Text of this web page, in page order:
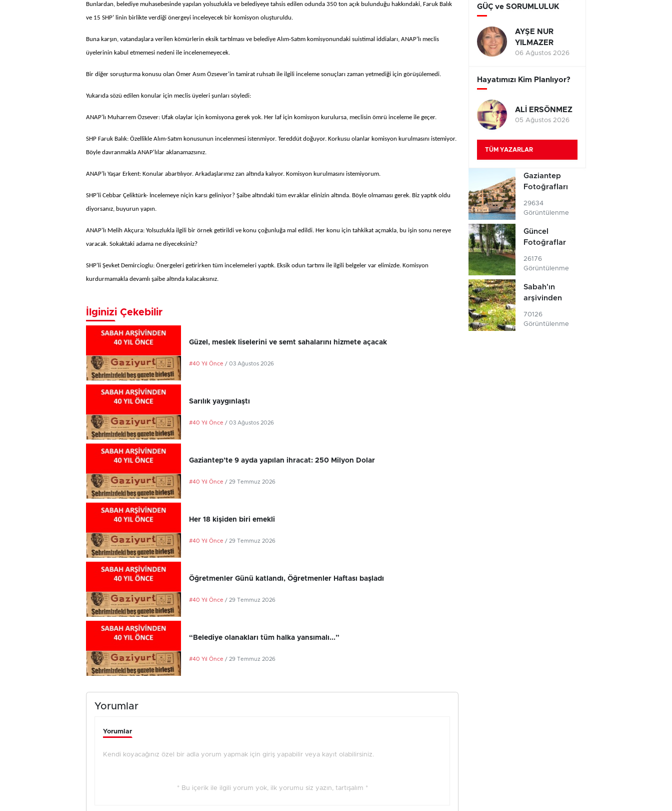
Bunlardan, belediye muhasebesinde yapılan yolsuzlukla ve belediyeye tahsis edilen odunda 350 ton açık bulunduğu hakkındaki, Faruk Balık
ve 15 SHP’ linin birlikte verdiği önergeyi inceleyecek bir komisyon oluşturuldu.
Buna karşın, vatandaşlara verilen kömürlerin eksik tartılması ve belediye Alım-Satım komisyonundaki suistimal iddiaları, ANAP’lı meclis
üyelerinin kabul etmemesi nedeni ile incelenemeyecek.
Bir diğer soruşturma konusu olan Ömer Asım Özsever'in tamirat ruhsatı ile ilgili inceleme sonuçları zaman yetmediği için görüşülemedi.
Yukarıda sözü edilen konular için meclis üyeleri şunları söyledi:
ANAP'lı Muharrem Özsever: Ufak olaylar için komisyona gerek yok. Her laf için komisyon kurulursa, meclisin ömrü inceleme ile geçer.
SHP Faruk Balık: Özellikle Alım-Satım konusunun incelenmesi istenmiyor. Tereddüt doğuyor. Korkusu olanlar komisyon kurulmasını istemiyor.
Böyle davranmakla ANAP'lılar aklanamazsınız.
ANAP'lı Yaşar Erkent: Konular abartılıyor. Arkadaşlarımız zan altında kalıyor. Komisyon kurulmasını istemiyorum.
SHP'li Cebbar Çeliktürk- İncelemeye niçin karsı geliniyor? Şaibe altındaki tüm evraklar elinizin altında. Böyle olmaması gerek. Biz yaptık oldu
diyorsanız, buyurun yapın.
ANAP'lı Melih Akçura: Yolsuzlukla ilgili bir örnek getirildi ve konu çoğunluğa mal edildi. Her konu için tahkikat açmakla, bu işin sonu nereye
varacak. Sokaktaki adama ne diyeceksiniz?
SHP'li Şevket Demircioglu: Önergeleri getirirken tüm incelemeleri yaptık. Eksik odun tartımı ile ilgili belgeler var elimizde. Komisyon
kurdurmamakla devamlı şaibe altında kalacaksınız.
İlginizi Çekebilir
Güzel, meslek liselerini ve semt sahalarını hizmete açacak
#40 Yıl Önce / 03 Ağustos 2026
Sarılık yaygınlaştı
#40 Yıl Önce / 03 Ağustos 2026
Gaziantep’te 9 ayda yapılan ihracat: 250 Milyon Dolar
#40 Yıl Önce / 29 Temmuz 2026
Her 18 kişiden biri emekli
#40 Yıl Önce / 29 Temmuz 2026
Öğretmenler Günü katlandı, Öğretmenler Haftası başladı
#40 Yıl Önce / 29 Temmuz 2026
“Belediye olanakları tüm halka yansımalı...”
#40 Yıl Önce / 29 Temmuz 2026
Yorumlar
Yorumlar
Kendi koyacağınız özel bir adla yorum yapmak için giriş yapabilir veya kayıt olabilirsiniz.
* Bu içerik ile ilgili yorum yok, ilk yorumu siz yazın, tartışalım *
GÜÇ ve SORUMLULUK
AYŞE NUR
YILMAZER
06 Ağustos 2026
Hayatımızı Kim Planlıyor?
ALİ ERSÖNMEZ
05 Ağustos 2026
TÜM YAZARLAR
Gaziantep
Fotoğrafları
29634
Görüntülenme
Güncel
Fotoğraflar
26176
Görüntülenme
Sabah'ın
arşivinden
70126
Görüntülenme